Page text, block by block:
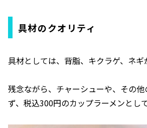
具材のクオリティ
具材としては、背脂、キクラゲ、ネギ
残念ながら、チャーシューや、その
ず、税込300円のカップラーメンとし